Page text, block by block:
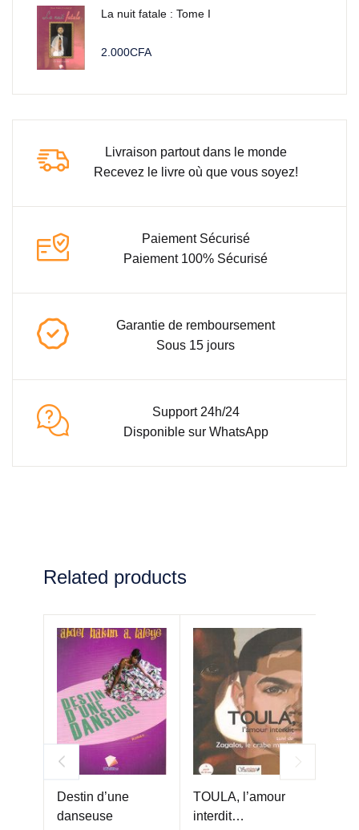
La nuit fatale : Tome I
2.000CFA
Livraison partout dans le monde
Recevez le livre où que vous soyez!
Paiement Sécurisé
Paiement 100% Sécurisé
Garantie de remboursement
Sous 15 jours
Support 24h/24
Disponible sur WhatsApp
Related products
Destin d’une
danseuse
TOULA, l’amour
interdit…